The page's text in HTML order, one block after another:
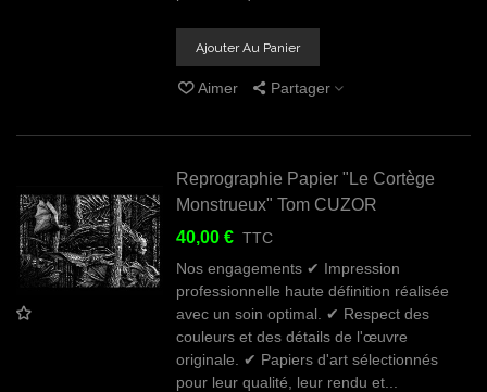
Ajouter Au Panier
Aimer Partager
Reprographie Papier "Le Cortège
Monstrueux" Tom CUZOR
40,00 € TTC
Nos engagements ✔ Impression
professionnelle haute définition réalisée
avec un soin optimal. ✔ Respect des
couleurs et des détails de l'œuvre
originale. ✔ Papiers d'art sélectionnés
pour leur qualité, leur rendu et...